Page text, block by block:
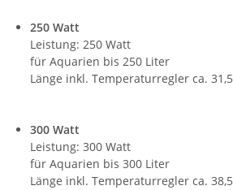
250 Watt
Leistung: 250 Watt
für Aquarien bis 250 Liter
Länge inkl. Temperaturregler ca.
300 Watt
Leistung: 300 Watt
für Aquarien bis 300 Liter
Länge inkl. Temperaturregler ca.